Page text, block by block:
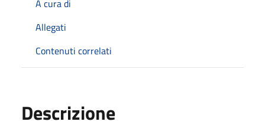
A cura di
Allegati
Contenuti correlati
Descrizione